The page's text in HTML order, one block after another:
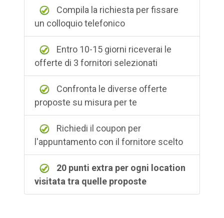
Compila la richiesta per fissare
un colloquio telefonico
Entro 10-15 giorni riceverai le
offerte di 3 fornitori selezionati
Confronta le diverse offerte
proposte su misura per te
Richiedi il coupon per
l'appuntamento con il fornitore scelto
20 punti extra per ogni location
visitata tra quelle proposte